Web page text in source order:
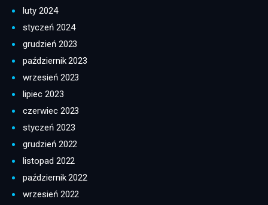
luty 2024
styczeń 2024
grudzień 2023
październik 2023
wrzesień 2023
lipiec 2023
czerwiec 2023
styczeń 2023
grudzień 2022
listopad 2022
październik 2022
wrzesień 2022